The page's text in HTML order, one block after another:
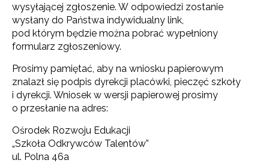
wysyłającej zgłoszenie. W odpowiedzi zostanie
wysłany do Państwa indywidualny link,
pod którym będzie można pobrać wypełniony
formularz zgłoszeniowy.
Prosimy pamiętać, aby na wniosku papierowym
znalazł się podpis dyrekcji placówki, pieczęć szkoły
i dyrekcji. Wniosek w wersji papierowej prosimy
o przesłanie na adres:
Ośrodek Rozwoju Edukacji
„Szkoła Odkrywców Talentów”
ul. Polna 46a